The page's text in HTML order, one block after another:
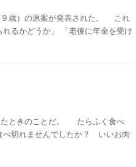
歳）の原案が発表された。 これ
るかどうか」 「老後に年金を受け
たときのことだ。 たらふく食べ
べ切れませんでしたか？ いいお肉